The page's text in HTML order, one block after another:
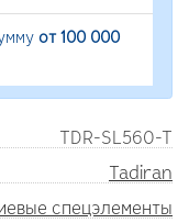
от 100 000
TDR-SL560-T
Tadiran
спецэлементы